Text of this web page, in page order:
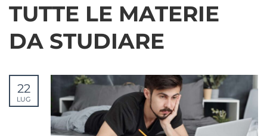
TUTTE LE MATERIE
DA STUDIARE
22
LUG